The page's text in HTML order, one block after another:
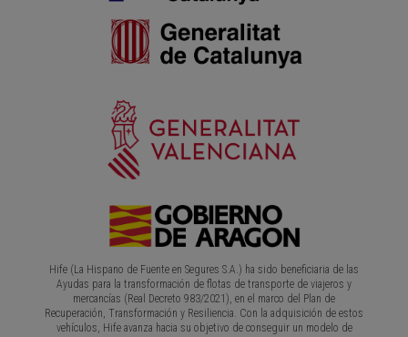
Hife (La Hispano de Fuente en Segures S.A.) ha sido beneficiaria de las
Ayudas para la transformación de flotas de transporte de viajeros y
mercancías (Real Decreto 983/2021), en el marco del Plan de
Recuperación, Transformación y Resiliencia. Con la adquisición de estos
vehículos, Hife avanza hacia su objetivo de conseguir un modelo de